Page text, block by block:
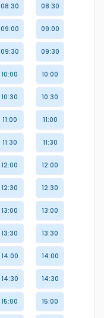
08:30
09:00
09:30
10:00
10:30
11:00
11:30
12:00
12:30
13:00
13:30
14:00
14:30
15:00
08:30
09:00
09:30
10:00
10:30
11:00
11:30
12:00
12:30
13:00
13:30
14:00
14:30
15:00